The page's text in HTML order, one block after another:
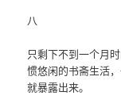
八
只剩下不到一个月
惯悠闲的书斋生活
就暴露出来。